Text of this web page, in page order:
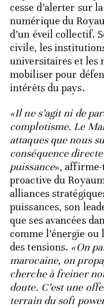
cesse d’alerter sur
numérique du
d’un éveil collectif.
civile, les
universitaires et les
mobiliser pour
intérêts du pays.
«Il ne s’agit ni de
complotisme. Le
attaques que nous
conséquence
puissance»,
proactive du
alliances
puissances, son
que ses avancées
comme l’énergie
des tensions. «On
marocaine, on
cherche à freiner
doute. C’est une
terrain du soft